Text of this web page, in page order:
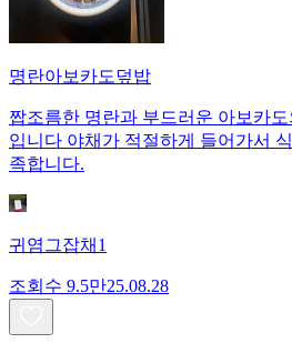
명란아보카도덮밥
짭조름한 명란과 부드러운 아보카
입니다 야채가 적절하게 들어가서
족합니다.
귀염그잡채1
조회수 9.5만25.08.28